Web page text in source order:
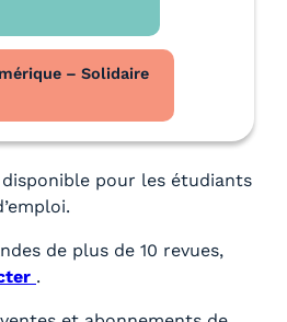
– Solidaire
pour les étudiants
de plus de 10 revues,
.